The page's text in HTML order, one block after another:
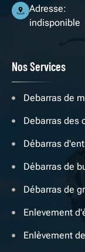
Adresse:
indisponible
Nos Services
Debarras de
Debarras des
Débarras
Débarras de
Débarras de
Enlevement
Enlèvement